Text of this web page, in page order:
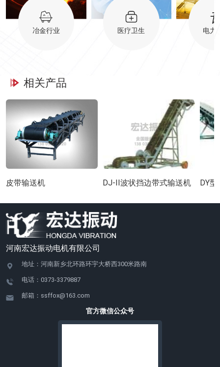
冶金行业 医疗卫生 电力
相关产品
皮带输送机 DJ-II波状挡边带式输送机 DY
河南宏达振动电机有限公司
地址：河南新乡北环路环宇大桥西300米路南
电话：0373-3379887
邮箱：ssffox@163.com
官方微信公众号